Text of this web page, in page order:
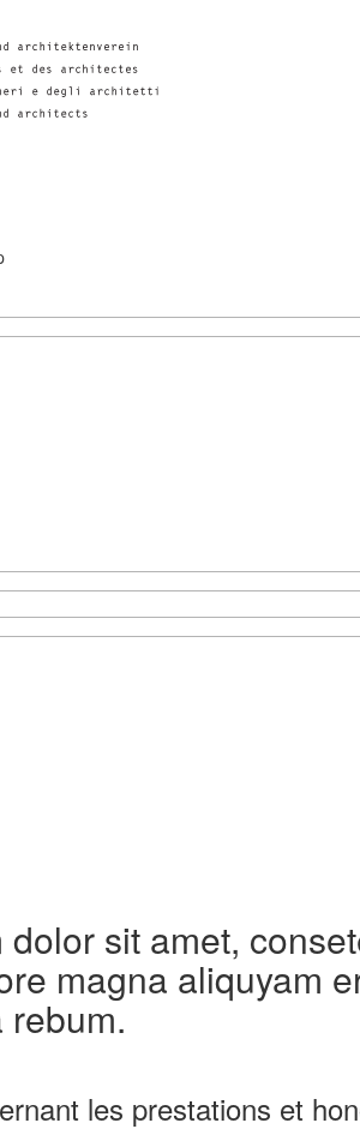
dolor sit amet,
magna aliquyam
les prestations et